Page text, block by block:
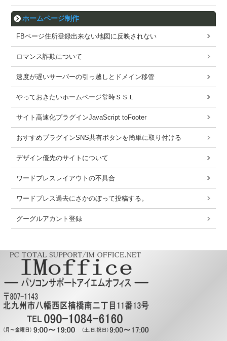
ホームページ制作
FBページ住所登録出来ない地図に反映されない
ロマンス詐欺について
速度が遅いサーバーの引っ越しとドメイン移管
やっておきたいホームページ常時ＳＳＬ
サイト高速化プラグインJavaScript toFooter
おすすめプラグインSNS共有ボタンを簡単に取り付ける
デザイン優先のサイトについて
ワードブレスレイアウトの不具合
ワードブレス過去にさかのぼって投稿する。
グーグルアカント登録